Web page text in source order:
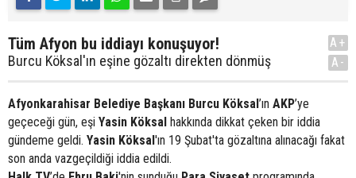
Tüm Afyon bu iddiayı konuşuyor!
Burcu Köksal'ın eşine gözaltı direkten dönmüş
A+
A-
Afyonkarahisar Belediye Başkanı Burcu Köksal ’ın AKP’ye
geçeceği gün, eşi Yasin Köksal hakkında dikkat çeken bir iddia
gündeme geldi. Yasin Köksal 'ın 19 Şubat'ta gözaltına alınacağı fakat
son anda vazgeçildiği iddia edildi.